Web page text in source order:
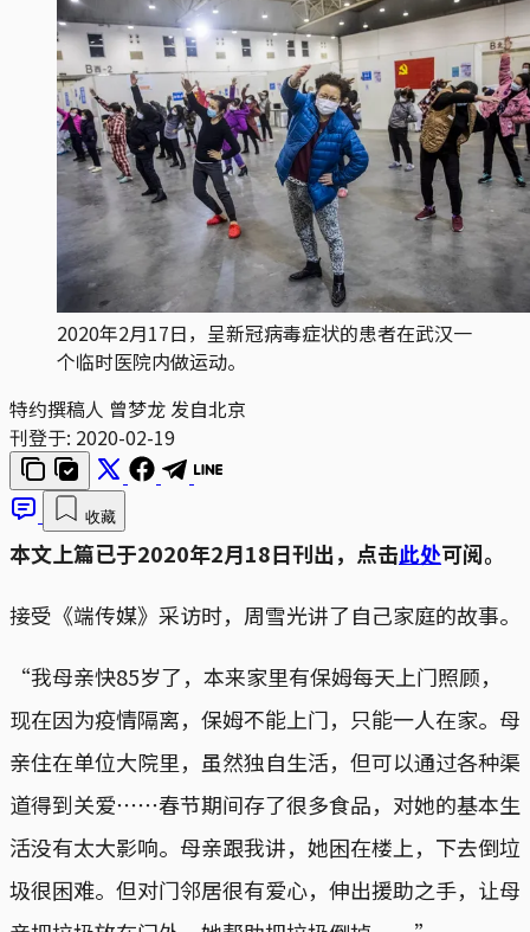
2020年2月17日，呈新冠病毒症状的患者在武汉一
个临时医院内做运动。
特约撰稿人 曾梦龙 发自北京
刊登于: 2020-02-19
收藏
本文上篇已于2020年2月18日刊出，点击此处可阅。
接受《端传媒》采访时，周雪光讲了自己家庭的故事。
“我母亲快85岁了，本来家里有保姆每天上门照顾，
现在因为疫情隔离，保姆不能上门，只能一人在家。母
亲住在单位大院里，虽然独自生活，但可以通过各种渠
道得到关爱⋯⋯春节期间存了很多食品，对她的基本生
活没有太大影响。母亲跟我讲，她困在楼上，下去倒垃
圾很困难。但对门邻居很有爱心，伸出援助之手，让母